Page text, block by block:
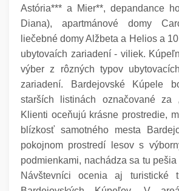
Astória*** a Mier**, depandance
Diana), apartmánové domy
liečebné domy Alžbeta a Helios a
ubytovaích zariadení - viliek.
výber z rôzných typov
zariadení. Bardejovské Kúpele
starších listinách označované za
Klienti oceňujú krásne prostredie,
blízkosť samotného mesta
pokojnom prostredí lesov s
podmienkami, nachádza sa tu
Návštevníci ocenia aj turistické